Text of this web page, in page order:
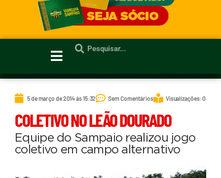
5 de março de 2014 às 15:32 Sem Comentários Visualizações: 0
COLETIVO NO LEÃO DOURADO
Equipe do Sampaio realizou jogo
coletivo em campo alternativo